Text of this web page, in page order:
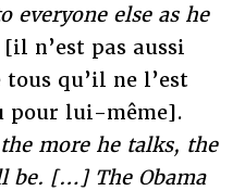
everyone else as he
n’est pas aussi
qu’il ne l’est
pour lui-même].
more he talks, the
be. […] The Obama